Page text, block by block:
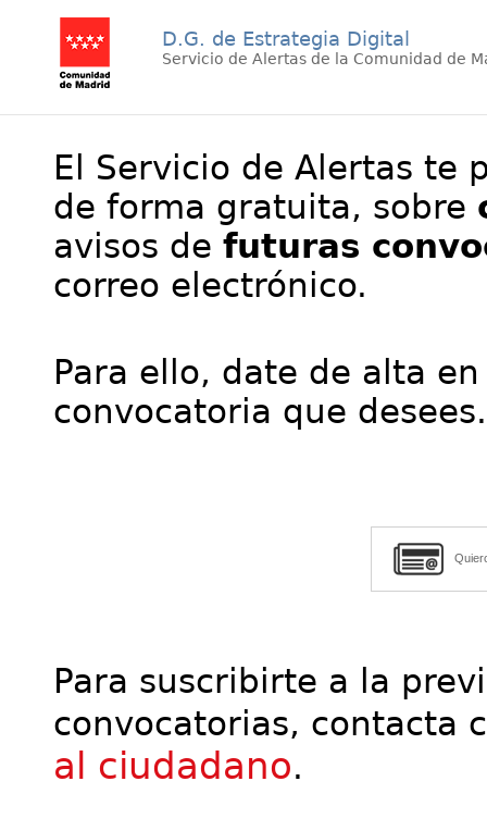
D.G. de Estrategia Digital
Servicio de Alertas de la Comunidad de
El Servicio de Alertas te
de forma gratuita, sobre
avisos de futuras
correo electrónico.
Para ello, date de alta
convocatoria que desees.
Para suscribirte a la
convocatorias, contacta
al ciudadano.